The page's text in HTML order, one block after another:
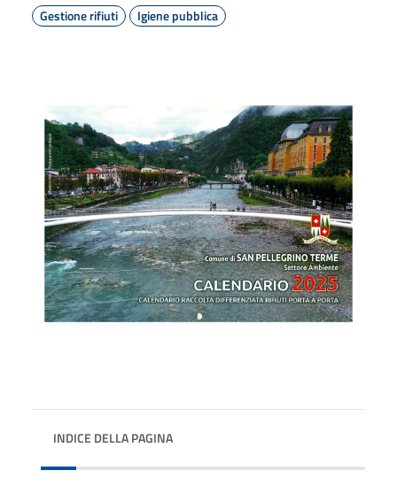
Gestione rifiuti
Igiene pubblica
INDICE DELLA PAGINA